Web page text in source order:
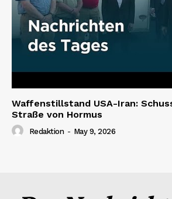
Waffenstillstand USA-Iran:
Straße von Hormus
Redaktion - May 9, 2026